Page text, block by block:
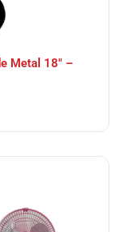
Metal 18″ –